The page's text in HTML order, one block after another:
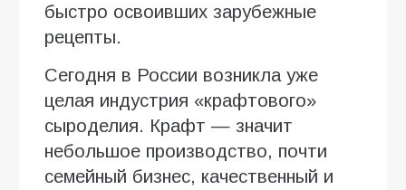
быстро освоивших зарубежные
рецепты.
Сегодня в России возникла уже
целая индустрия «крафтового»
сыроделия. Крафт — значит
небольшое производство, почти
семейный бизнес, качественный и